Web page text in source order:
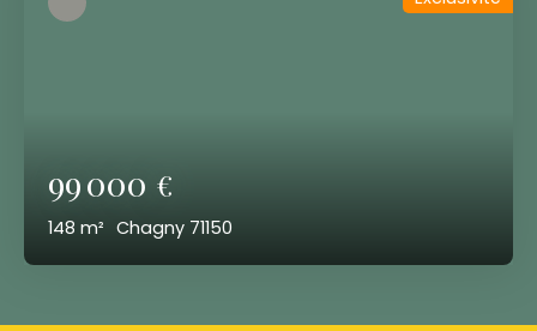
99 000 €
148 m² Chagny 71150